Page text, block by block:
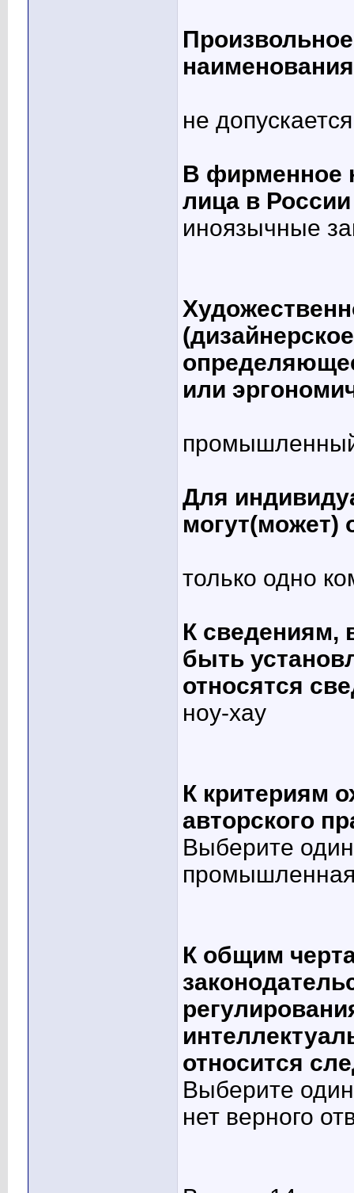
не допускается
В фирменное
лица в
иноязычные
или
Для
могут(может)
только одно
К сведениям,
быть
относятся
ноу-хау
К критериям
авторского
Выберите
К общим
относится
Выберите
нет верного